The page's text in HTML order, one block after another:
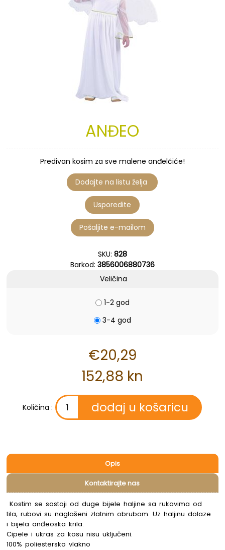
ANĐEO
Predivan kosim za sve malene anđelčiće!
SKU: 828
Barkod: 3856006880736
Veličina
1-2 god
3-4 god
€20,29
152,88 kn
Količina :
Opis
Kontaktirajte nas
Kostim se sastoji od duge bijele haljine sa rukavima od
tila, rubovi su naglašeni zlatnim obrubom. Uz haljinu dolaze
i bijela anđeoska krila.
Cipele i ukras za kosu nisu uključeni.
100% poliestersko vlakno